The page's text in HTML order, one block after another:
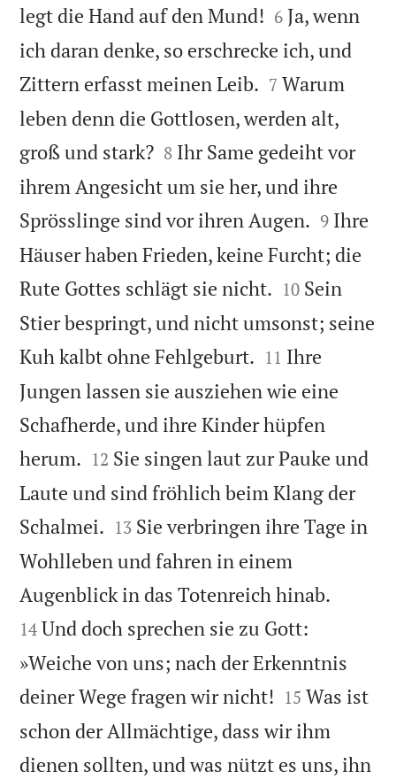
legt die Hand auf den Mund! 

6 Ja, wenn
ich daran denke, so erschrecke ich, und
Zittern erfasst meinen Leib. 

7 Warum
leben denn die Gottlosen, werden alt,
groß und stark?
8 Ihr Same gedeiht vor
ihrem Angesicht um sie her, und ihre
Sprösslinge sind vor ihren Augen. 

9 Ihre
Häuser haben Frieden, keine Furcht; die
Rute Gottes schlägt sie nicht. 

10 Sein
Stier bespringt, und nicht umsonst; seine
Kuh kalbt ohne Fehlgeburt. 

11 Ihre
Jungen lassen sie ausziehen wie eine
Schafherde, und ihre Kinder hüpfen
herum. 

12 Sie singen laut zur Pauke und
Laute und sind fröhlich beim Klang der
Schalmei. 

13 Sie verbringen ihre Tage in
Wohlleben und fahren in einem
Augenblick in das Totenreich hinab.
14 Und doch sprechen sie zu Gott:
»Weiche von uns; nach der Erkenntnis
deiner Wege fragen wir nicht! 

15 Was ist
schon der Allmächtige, dass wir ihm
dienen sollten, und was nützt es uns, ihn